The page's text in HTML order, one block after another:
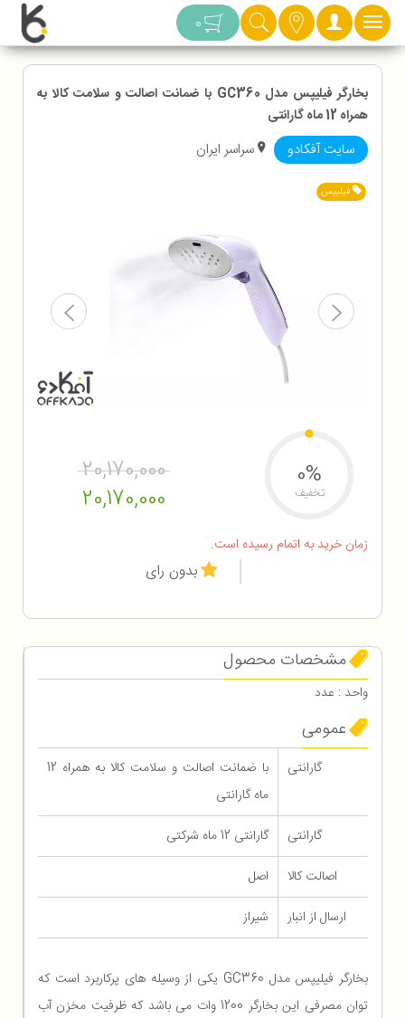
دسته بندی 0
بخارگر فیلیپس مدل GC360 با ضمانت اصالت و سلامت کالا به
همراه 12 ماه گارانتی
سایت آفکادو سراسر ایران
فیلیپس
20,170,000
20,170,000
0%
تخفیف
زمان خرید به اتمام رسیده است.
بدون رای
مشخصات محصول
واحد : عدد
عمومی
گارانتی
با ضمانت اصالت و سلامت کالا به همراه 12
ماه گارانتی
گارانتی
گارانتی 12 ماه شرکتی
اصالت کالا
اصل
ارسال از انبار
شیراز
بخارگر فیلیپس مدل GC360 یکی از وسیله های پرکاربرد است که
توان مصرفی این بخارگر 1200 وات می باشد که ظرفیت مخزن آب